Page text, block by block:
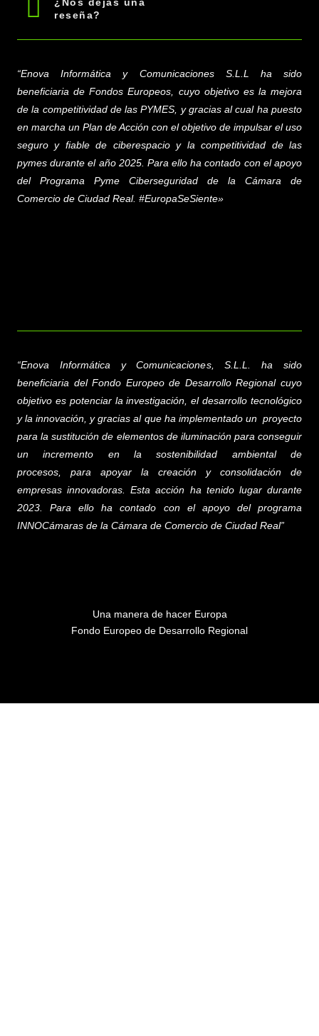
reseña?
“Enova Informática y Comunicaciones S.L.L ha sido
beneficiaria de Fondos Europeos, cuyo objetivo es la mejora
de la competitividad de las PYMES, y gracias al cual ha puesto
en marcha un Plan de Acción con el objetivo de impulsar el uso
seguro y fiable de ciberespacio y la competitividad de las
pymes durante el año 2025. Para ello ha contado con el apoyo
del Programa Pyme Ciberseguridad de la Cámara de
Comercio de Ciudad Real. #EuropaSeSiente»
“Enova Informática y Comunicaciones, S.L.L.
ha sido
beneficiaria del Fondo Europeo de Desarrollo Regional cuyo
objetivo es potenciar la investigación, el desarrollo tecnológico
y la innovación, y gracias al que ha implementado un proyecto
para la sustitución de elementos de iluminación para conseguir
un incremento en la sostenibilidad ambiental de
procesos,
para apoyar la creación y consolidación de
empresas innovadoras. Esta acción ha tenido lugar durante
2023. Para ello ha contado con el apoyo del programa
INNOCámaras de la Cámara de Comercio de Ciudad Real”
Una manera de hacer Europa
Fondo Europeo de Desarrollo Regional